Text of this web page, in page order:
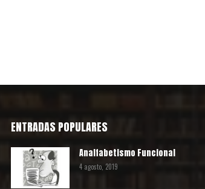
ENTRADAS POPULARES
Analfabetismo Funcional
4 agosto, 2019